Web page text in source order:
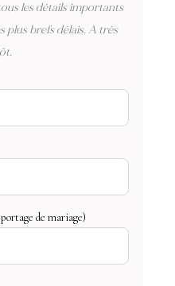
les détails importants
plus brefs délais. A très